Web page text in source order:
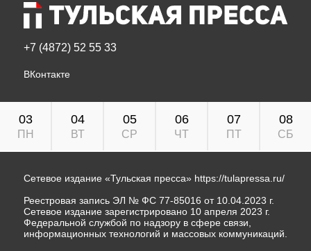
+7 (4872) 52 55 33
ВКонтакте
03
ПН
04
ВТ
05
СР
06
ЧТ
07
ПТ
08
СБ
Сетевое издание «Тульская пресса» https://tulapressa.ru/
Реестровая запись ЭЛ № ФС 77-85016 от 10.04.2023 г.
Сетевое издание зарегистрировано 10 апреля 2023 г.
Федеральной службой по надзору в сфере связи,
информационных технологий и массовых коммуникаций.